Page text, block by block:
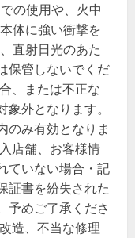
の使用や、火中
体に強い衝撃を
直射日光のあた
保管しないでくだ
、または不正な
外となります。
み有効となりま
店舗、お客様情
ていない場合・記
証書を紛失された
予めご了承くださ
造、不当な修理